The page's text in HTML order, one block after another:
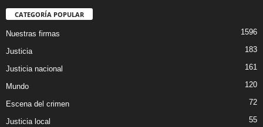
CATEGORÍA POPULAR
Nuestras firmas 1596
Justicia 183
Justicia nacional 161
Mundo 120
Escena del crimen 72
Justicia local 55